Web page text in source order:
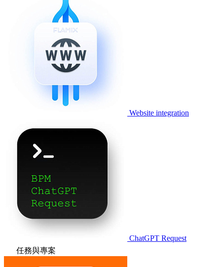
Website integration
ChatGPT Request
任務與專案